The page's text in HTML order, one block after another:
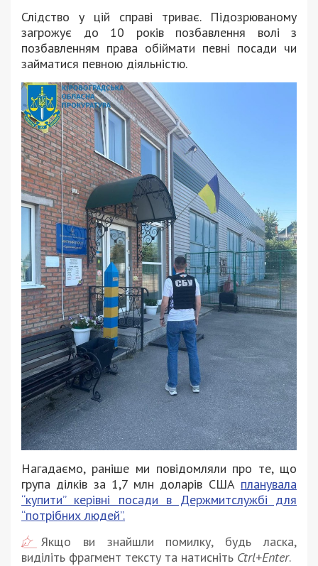
Слідство у цій справі триває. Підозрюваному
загрожує до 10 років позбавлення волі з
позбавленням права обіймати певні посади чи
займатися певною діяльністю.
Нагадаємо, раніше ми повідомляли про те, що
група ділків за 1,7 млн доларів США планувала
“купити” керівні посади в Держмитслужбі для
“потрібних людей”.
Якщо ви знайшли помилку, будь ласка,
виділіть фрагмент тексту та натисніть Ctrl+Enter.